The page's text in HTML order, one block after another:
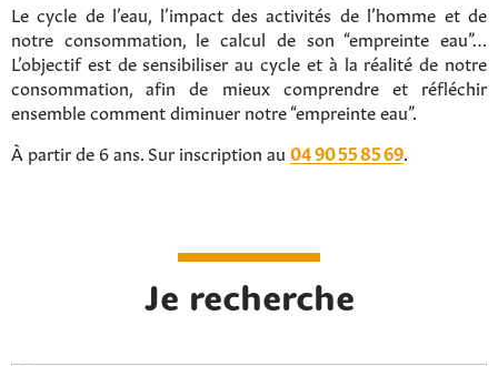
Le cycle de l’eau, l’impact des activités de l’homme et de
notre consommation, le calcul de son “empreinte eau”…
L’objectif est de sensibiliser au cycle et à la réalité de notre
consommation, afin de mieux comprendre et réfléchir
ensemble comment diminuer notre “empreinte eau”.
À partir de 6 ans. Sur inscription au 04 90 55 85 69
Je recherche